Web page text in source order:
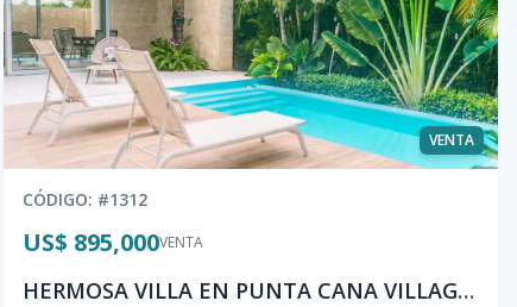
VENTA
CÓDIGO: #1312
VENTA
US$ 895,000
HERMOSA VILLA EN PUNTA CANA VILLAGE WEST